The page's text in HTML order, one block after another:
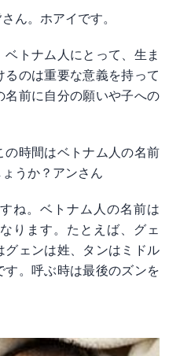
ん。ホアイです。
トナム人にとって、生ま
のは重要な意義を持って
名前に自分の願いや子への
時間はベトナム人の名前
うか？アンさん
ね。ベトナム人の名前は
ります。たとえば、グェ
グェンは姓、タンはミドル
。呼ぶ時は最後のズンを